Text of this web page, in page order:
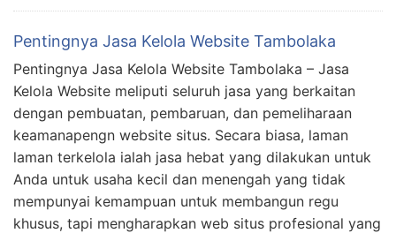
Pentingnya Jasa Kelola Website Tambolaka
Pentingnya Jasa Kelola Website Tambolaka – Jasa
Kelola Website meliputi seluruh jasa yang berkaitan
dengan pembuatan, pembaruan, dan pemeliharaan
keamanapengn website situs. Secara biasa, laman
laman terkelola ialah jasa hebat yang dilakukan untuk
Anda untuk usaha kecil dan menengah yang tidak
mempunyai kemampuan untuk membangun regu
khusus, tapi mengharapkan web situs profesional yang